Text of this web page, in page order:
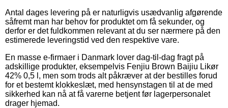
Antal dages levering på er naturligvis usædvanlig afgørende
såfremt man har behov for produktet om få sekunder, og
derfor er det fuldkommen relevant at du ser nærmere på den
estimerede leveringstid ved den respektive vare.
En masse e-firmaer i Danmark lover dag-til-dag fragt på
adskillige produkter, eksempelvis Fenjiu Brown Baijiu Likør
42% 0,5 l, men som trods alt påkræver at der bestilles forud
for et bestemt klokkeslæt, med hensynstagen til at de med
sikkerhed kan nå at få varerne betjent før lagerpersonalet
drager hjemad.